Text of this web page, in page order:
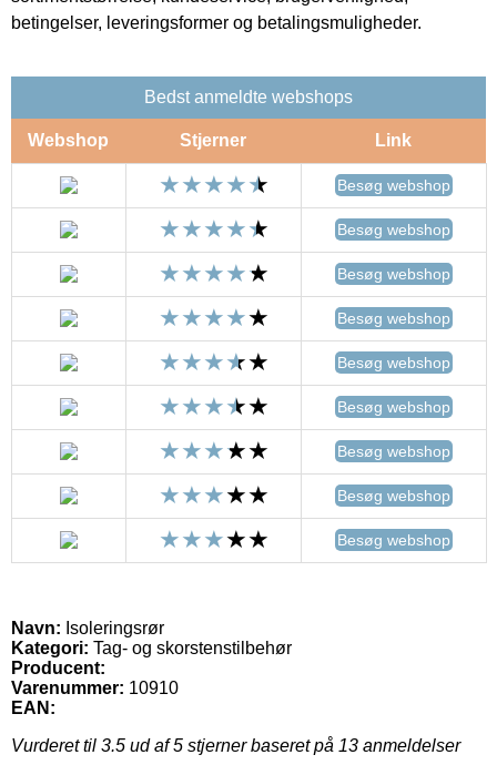
betingelser, leveringsformer og betalingsmuligheder.
Bedst anmeldte webshops
Webshop Stjerner Link
Besøg webshop
Besøg webshop
Besøg webshop
Besøg webshop
Besøg webshop
Besøg webshop
Besøg webshop
Besøg webshop
Besøg webshop
Navn: Isoleringsrør
Kategori: Tag- og skorstenstilbehør
Producent:
Varenummer: 10910
EAN:
Vurderet til 3.5 ud af 5 stjerner baseret på 13 anmeldelser